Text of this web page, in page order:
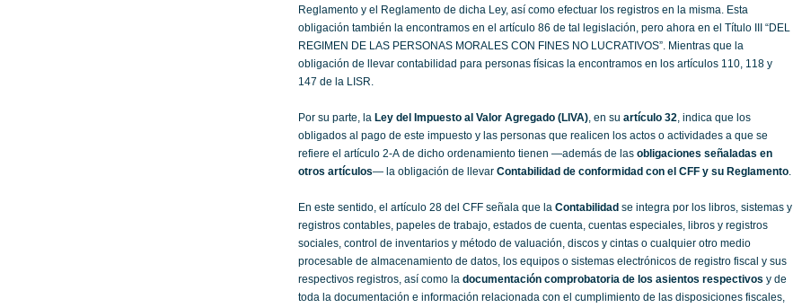
Reglamento y el Reglamento de dicha Ley, así como efectuar los registros en la misma. Esta
obligación también la encontramos en el artículo 86 de tal legislación, pero ahora en el Título III “DEL
REGIMEN DE LAS PERSONAS MORALES CON FINES NO LUCRATIVOS”. Mientras que la
obligación de llevar contabilidad para personas físicas la encontramos en los artículos 110, 118 y
147 de la LISR.
Por su parte, la Ley del Impuesto al Valor Agregado (LIVA), en su artículo 32, indica que los
obligados al pago de este impuesto y las personas que realicen los actos o actividades a que se
refiere el artículo 2-A de dicho ordenamiento tienen —además de las obligaciones señaladas en
otros artículos— la obligación de llevar Contabilidad de conformidad con el CFF y su Reglamento.
En este sentido, el artículo 28 del CFF señala que la Contabilidad se integra por los libros, sistemas y
registros contables, papeles de trabajo, estados de cuenta, cuentas especiales, libros y registros
sociales, control de inventarios y método de valuación, discos y cintas o cualquier otro medio
procesable de almacenamiento de datos, los equipos o sistemas electrónicos de registro fiscal y sus
respectivos registros, así como la documentación comprobatoria de los asientos respectivos y de
toda la documentación e información relacionada con el cumplimiento de las disposiciones fiscales,